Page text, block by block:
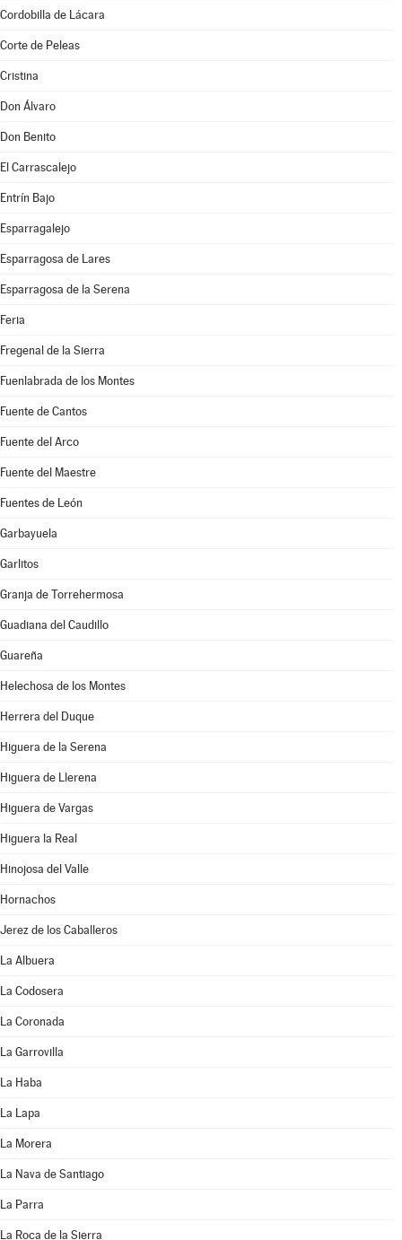
Cordobilla de Lácara
Corte de Peleas
Cristina
Don Álvaro
Don Benito
El Carrascalejo
Entrín Bajo
Esparragalejo
Esparragosa de Lares
Esparragosa de la Serena
Feria
Fregenal de la Sierra
Fuenlabrada de los Montes
Fuente de Cantos
Fuente del Arco
Fuente del Maestre
Fuentes de León
Garbayuela
Garlitos
Granja de Torrehermosa
Guadiana del Caudillo
Guareña
Helechosa de los Montes
Herrera del Duque
Higuera de la Serena
Higuera de Llerena
Higuera de Vargas
Higuera la Real
Hinojosa del Valle
Hornachos
Jerez de los Caballeros
La Albuera
La Codosera
La Coronada
La Garrovilla
La Haba
La Lapa
La Morera
La Nava de Santiago
La Parra
La Roca de la Sierra